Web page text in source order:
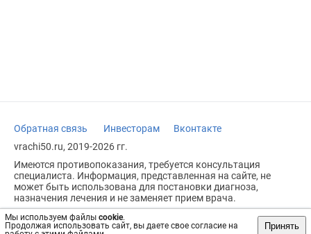
Мы используем файлы cookie.
Продолжая использовать сайт, вы даете свое согласие на
Принять
Обратная связь Инвесторам
Вконтакте
vrachi50.ru, 2019-2026 гг.
Имеются противопоказания, требуется консультация
специалиста. Информация, представленная на сайте, не
может быть использована для постановки диагноза,
назначения лечения и не заменяет прием врача.
Возрастное ограничение: 18+